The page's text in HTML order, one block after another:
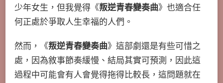
少年女生，但我覺得《叛逆青春變奏曲》也適合任
何正處於爭取人生幸福的人們。
然而，《叛逆青春變奏曲》這部劇還是有些可惜之
處，因為敘事節奏緩慢、結局其實可預測，因此這
過程中可能會有人會覺得拖得比較長，這問題就在